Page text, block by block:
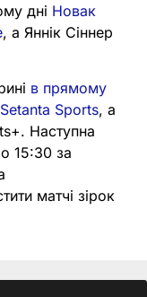
дні Новак
, а Яннік Сіннер
в прямому
Sports, а
Наступна
15:30 за
матчі зірок